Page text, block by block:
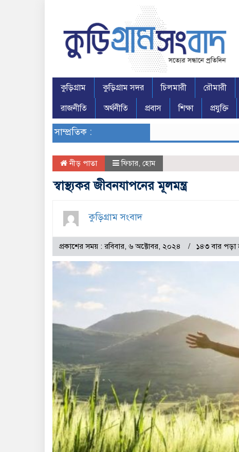
কুড়িগ্রাম কুড়িগ্রাম সদর চিলমারী রৌমারী
রাজনীতি
অর্থনীতি প্রবাস শিক্ষা প্রযুক্তি
সাম্প্রতিক :
নীড় পাতা ফিচার, হোম
স্বাস্থ্যকর জীবনযাপনের মূলমন্ত্র
কুড়িগ্রাম সংবাদ
প্রকাশের সময় : রবিবার, ৬ অক্টোবর, ২০২৪ ১৪৩ বার পড়া